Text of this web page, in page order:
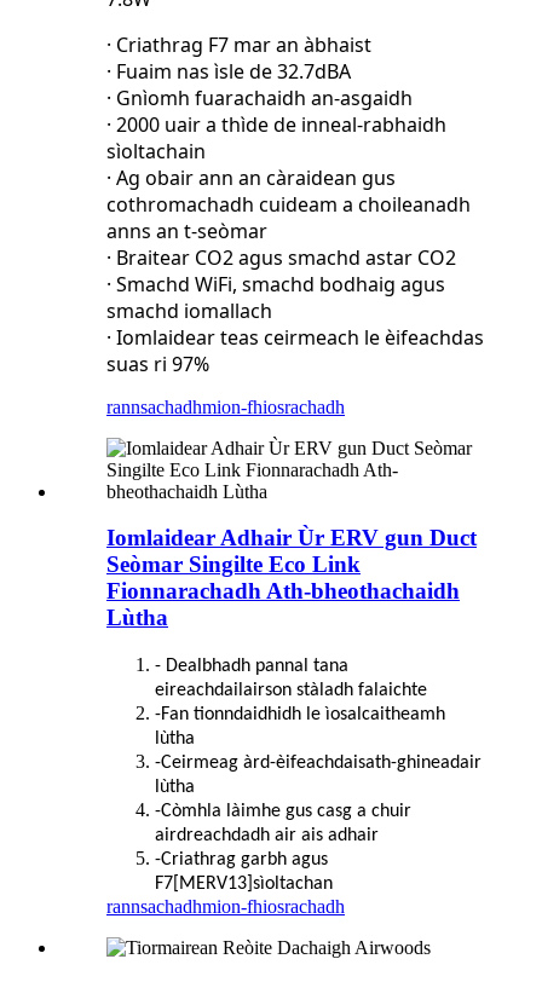
· Criathrag F7 mar an àbhaist
· Fuaim nas ìsle de 32.7dBA
· Gnìomh fuarachaidh an-asgaidh
· 2000 uair a thìde de inneal-rabhaidh
sìoltachain
· Ag obair ann an càraidean gus
cothromachadh cuideam a choileanadh
anns an t-seòmar
· Braitear CO2 agus smachd astar CO2
· Smachd WiFi, smachd bodhaig agus
smachd iomallach
· Iomlaidear teas ceirmeach le èifeachdas
suas ri 97%
rannsachadhmion-fhiosrachadh
Iomlaidear Adhair Ùr ERV gun Duct
Seòmar Singilte Eco Link
Fionnarachadh Ath-bheothachaidh
Lùtha
- Dealbhadh pannal tana
eireachdail airson stàladh falaichte
-Fan tionndaidhidh le ìosal caitheamh
lùtha
-Ceirmeag àrd-èifeachdaisath-ghineadair
lùtha
-Còmhla làimhe gus casg a chuir
airdreachdadh air ais adhair
-Criathrag garbh agus
F7[MERV13] sìoltachan
rannsachadhmion-fhiosrachadh